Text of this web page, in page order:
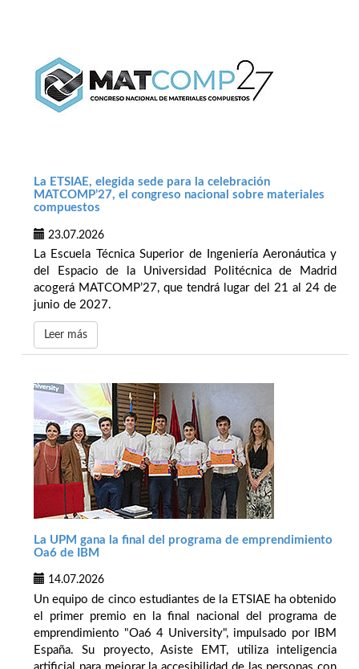
La ETSIAE, elegida sede para la celebración
MATCOMP’27, el congreso nacional sobre materiales
compuestos
23.07.2026
La Escuela Técnica Superior de Ingeniería Aeronáutica y
del Espacio de la Universidad Politécnica de Madrid
acogerá MATCOMP’27, que tendrá lugar del 21 al 24 de
junio de 2027.
Leer más
La UPM gana la final del programa de emprendimiento
Oa6 de IBM
14.07.2026
Un equipo de cinco estudiantes de la ETSIAE ha obtenido
el primer premio en la final nacional del programa de
emprendimiento "Oa6 4 University", impulsado por IBM
España. Su proyecto, Asiste EMT, utiliza inteligencia